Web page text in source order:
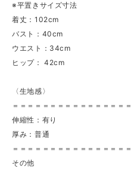
※平置きサイズ寸法
着丈：102cm
バスト：40cm
ウエスト：34cm
ヒップ： 42cm
〈生地感〉
＝＝＝＝＝＝＝＝＝＝＝＝＝＝＝＝
伸縮性：有り
厚み：普通
＝＝＝＝＝＝＝＝＝＝＝＝＝＝＝＝
その他